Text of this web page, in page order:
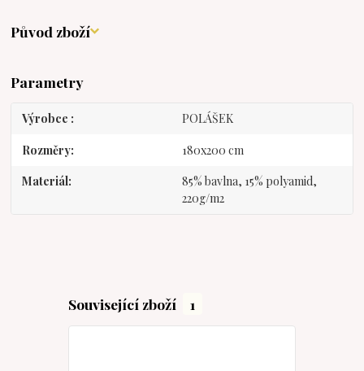
Původ zboží
Parametry
Výrobce POLÁŠEK
Rozměry 180x200 cm
Materiál
85% bavlna, 15% polyamid,
220g/m2
Související zboží 1